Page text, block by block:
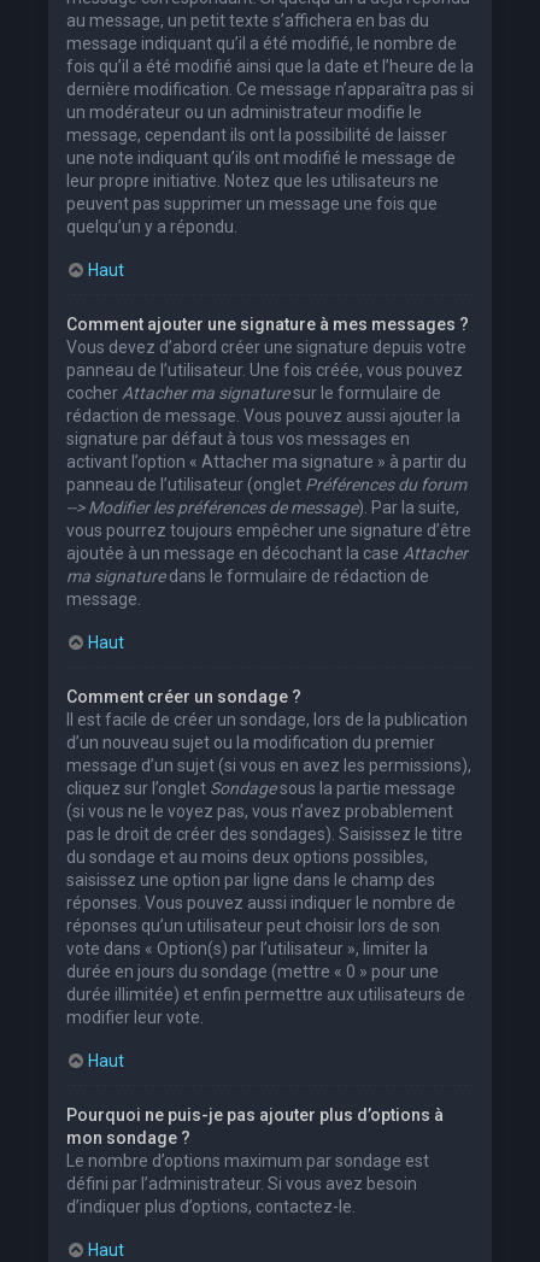
au message, un petit texte s’affichera en bas du
message indiquant qu’il a été modifié, le nombre de
fois qu’il a été modifié ainsi que la date et l’heure de la
dernière modification. Ce message n’apparaîtra pas si
un modérateur ou un administrateur modifie le
message, cependant ils ont la possibilité de laisser
une note indiquant qu’ils ont modifié le message de
leur propre initiative. Notez que les utilisateurs ne
peuvent pas supprimer un message une fois que
quelqu’un y a répondu.
Haut
Comment ajouter une signature à mes messages ?
Vous devez d’abord créer une signature depuis votre
panneau de l’utilisateur. Une fois créée, vous pouvez
cocher Attacher ma signaturesur le formulaire de
rédaction de message. Vous pouvez aussi ajouter la
signature par défaut à tous vos messages en
activant l’option « Attacher ma signature » à partir du
panneau de l’utilisateur (onglet Préférences du forum
--> Modifier les préférences de message). Par la suite,
vous pourrez toujours empêcher une signature d’être
ajoutée à un message en décochant la case Attacher
ma signaturedans le formulaire de rédaction de
message.
Haut
Comment créer un sondage ?
Il est facile de créer un sondage, lors de la publication
d’un nouveau sujet ou la modification du premier
message d’un sujet (si vous en avez les permissions),
cliquez sur l’onglet Sondagesous la partie message
(si vous ne le voyez pas, vous n’avez probablement
pas le droit de créer des sondages). Saisissez le titre
du sondage et au moins deux options possibles,
saisissez une option par ligne dans le champ des
réponses. Vous pouvez aussi indiquer le nombre de
réponses qu’un utilisateur peut choisir lors de son
vote dans « Option(s) par l’utilisateur », limiter la
durée en jours du sondage (mettre « 0 » pour une
durée illimitée) et enfin permettre aux utilisateurs de
modifier leur vote.
Haut
Pourquoi ne puis-je pas ajouter plus d’options à
mon sondage ?
Le nombre d’options maximum par sondage est
défini par l’administrateur. Si vous avez besoin
d’indiquer plus d’options, contactez-le.
Haut